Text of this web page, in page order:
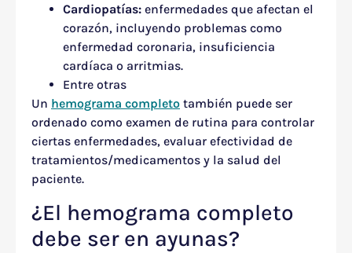
Cardiopatías: enfermedades que afectan el
corazón, incluyendo problemas como
enfermedad coronaria, insuficiencia
cardíaca o arritmias.
Entre otras
Un hemograma completo también puede ser
ordenado como examen de rutina para controlar
ciertas enfermedades, evaluar efectividad de
tratamientos/medicamentos y la salud del
paciente.
¿El hemograma completo
debe ser en ayunas?